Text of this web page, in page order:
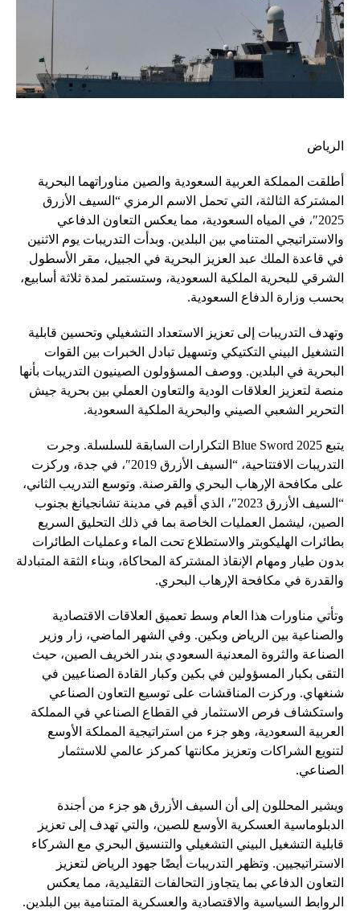
الرياض
أطلقت المملكة العربية السعودية والصين مناوراتهما البحرية
المشتركة الثالثة، التي تحمل الاسم الرمزي “السيف الأزرق
2025″، في المياه السعودية، مما يعكس التعاون الدفاعي
والاستراتيجي المتنامي بين البلدين. وبدأت التدريبات يوم الاثنين
في قاعدة الملك عبد العزيز البحرية في الجبيل، مقر الأسطول
الشرقي للبحرية الملكية السعودية، وستستمر لمدة ثلاثة أسابيع،
بحسب وزارة الدفاع السعودية.
وتهدف التدريبات إلى تعزيز الاستعداد التشغيلي وتحسين قابلية
التشغيل البيني التكتيكي وتسهيل تبادل الخبرات بين القوات
البحرية في البلدين. ووصف المسؤولون الصينيون التدريبات بأنها
منصة لتعزيز العلاقات الودية والتعاون العملي بين بحرية جيش
التحرير الشعبي الصيني والبحرية الملكية السعودية.
يتبع Blue Sword 2025 التكرارات السابقة للسلسلة. وجرت
التدريبات الافتتاحية، “السيف الأزرق 2019″، في جدة، وركزت
على مكافحة الإرهاب البحري والقرصنة. وتوسع التدريب الثاني،
“السيف الأزرق 2023″، الذي أقيم في مدينة تشانجيانغ بجنوب
الصين، ليشمل العمليات الخاصة بما في ذلك التحليق السريع
بطائرات الهليكوبتر والاستطلاع تحت الماء وعمليات الطائرات
بدون طيار ومهام الإنقاذ المشتركة المحاكاة، وبناء الثقة المتبادلة
والقدرة في مكافحة الإرهاب البحري.
وتأتي مناورات هذا العام وسط تعميق العلاقات الاقتصادية
والصناعية بين الرياض وبكين. وفي الشهر الماضي، زار وزير
الصناعة والثروة المعدنية السعودي بندر الخريف الصين، حيث
التقى بكبار المسؤولين في بكين وكبار القادة الصناعيين في
شنغهاي. وركزت المناقشات على توسيع التعاون الصناعي
واستكشاف فرص الاستثمار في القطاع الصناعي في المملكة
العربية السعودية، وهو جزء من استراتيجية المملكة الأوسع
لتنويع الشراكات وتعزيز مكانتها كمركز عالمي للاستثمار
الصناعي.
ويشير المحللون إلى أن السيف الأزرق هو جزء من أجندة
الدبلوماسية العسكرية الأوسع للصين، والتي تهدف إلى تعزيز
قابلية التشغيل البيني التشغيلي والتنسيق البحري مع الشركاء
الاستراتيجيين. وتظهر التدريبات أيضًا جهود الرياض لتعزيز
التعاون الدفاعي بما يتجاوز التحالفات التقليدية، مما يعكس
الروابط السياسية والاقتصادية والعسكرية المتنامية بين البلدين.